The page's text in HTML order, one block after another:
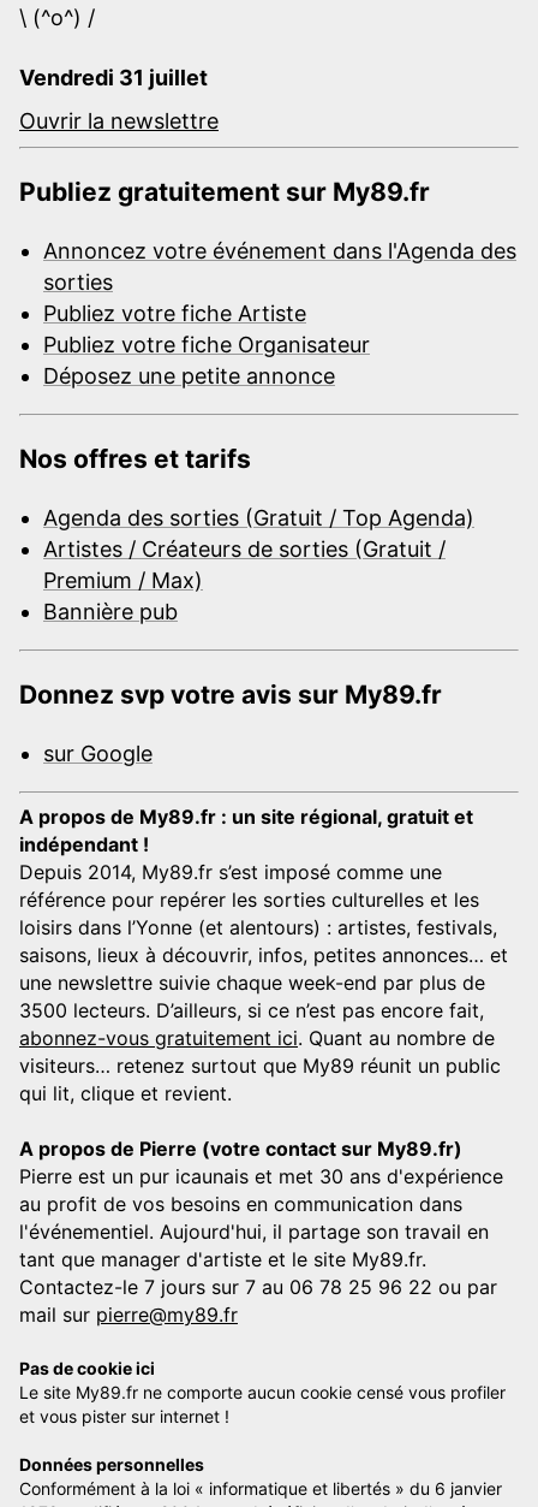
\ (^o^) /
Vendredi 31 juillet
Ouvrir la newslettre
Publiez gratuitement sur My89.fr
Annoncez votre événement dans l'Agenda des
sorties
Publiez votre fiche Artiste
Publiez votre fiche Organisateur
Déposez une petite annonce
Nos offres et tarifs
Agenda des sorties (Gratuit / Top Agenda)
Artistes / Créateurs de sorties (Gratuit /
Premium / Max)
Bannière pub
Donnez svp votre avis sur My89.fr
sur Google
A propos de My89.fr : un site régional, gratuit et
indépendant !
Depuis 2014, My89.fr s’est imposé comme une
référence pour repérer les sorties culturelles et les
loisirs dans l’Yonne (et alentours) : artistes, festivals,
saisons, lieux à découvrir, infos, petites annonces… et
une newslettre suivie chaque week-end par plus de
3500 lecteurs. D’ailleurs, si ce n’est pas encore fait,
abonnez-vous gratuitement ici. Quant au nombre de
visiteurs… retenez surtout que My89 réunit un public
qui lit, clique et revient.
A propos de Pierre (votre contact sur My89.fr)
Pierre est un pur icaunais et met 30 ans d'expérience
au profit de vos besoins en communication dans
l'événementiel. Aujourd'hui, il partage son travail en
tant que manager d'artiste et le site My89.fr.
Contactez-le 7 jours sur 7 au 06 78 25 96 22 ou par
mail sur pierre@my89.fr
Pas de cookie ici
Le site My89.fr ne comporte aucun cookie censé vous profiler
et vous pister sur internet !
Données personnelles
Conformément à la loi « informatique et libertés » du 6 janvier